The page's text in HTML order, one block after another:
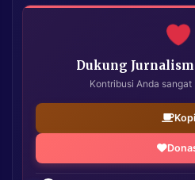
Dukung
Kontribusi Anda
Kopi